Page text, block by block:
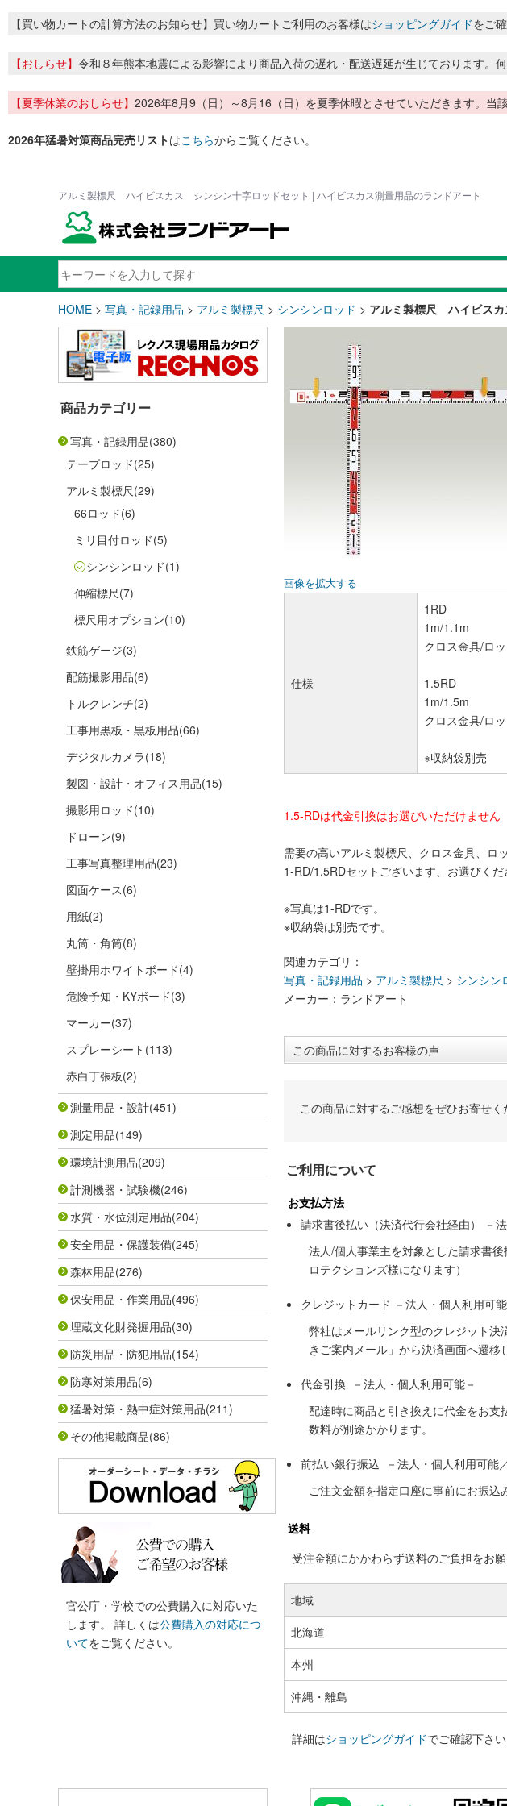
【買い物カートの計算方法のお知らせ】買い物カートご利用のお客様はショッピングガイドをご
【おしらせ】 令和８年熊本地震による影響により商品入荷の遅れ・配送遅延が生じております。
【夏季休業のおしらせ】 2026年8月9（日）～8月16（日）を夏季休暇とさせていただきます。当
2026年猛暑対策商品完売リストはこちらからご覧ください。
アルミ製標尺 ハイビスカス シンシン十字ロッドセット | ハイビスカス測量用品のランドアート
HOME > 写真・記録用品 > アルミ製標尺 > シンシンロッド > アルミ製標尺 ハイビス
商品カテゴリー
写真・記録用品(380)
テープロッド(25)
アルミ製標尺(29)
66ロッド(6)
ミリ目付ロッド(5)
シンシンロッド(1)
伸縮標尺(7)
標尺用オプション(10)
鉄筋ゲージ(3)
配筋撮影用品(6)
トルクレンチ(2)
工事用黒板・黒板用品(66)
デジタルカメラ(18)
製図・設計・オフィス用品(15)
撮影用ロッド(10)
ドローン(9)
工事写真整理用品(23)
図面ケース(6)
用紙(2)
丸筒・角筒(8)
壁掛用ホワイトボード(4)
危険予知・KYボード(3)
マーカー(37)
スプレーシート (113)
赤白丁張板(2)
測量用品・設計(451)
測定用品(149)
環境計測用品(209)
計測機器・試験機(246)
水質・水位測定用品(204)
安全用品・保護装備(245)
森林用品(276)
保安用品・作業用品(496)
埋蔵文化財発掘用品(30)
防災用品・防犯用品(154)
防寒対策用品(6)
猛暑対策・熱中症対策用品(211)
その他掲載商品(86)
官公庁・学校での公費購入に対応いた
します。 詳しくは公費購入の対応につ
いてをご覧ください。
画像を拡大する
仕様
1RD
1m/1.1m
クロス金具/ロ
1.5RD
1m/1.5m
クロス金具/ロ
※収納袋別売
1.5-RDは代金引換はお選びいただけません
需要の高いアルミ製標尺、クロス金具、ロ
1-RD/1.5RDセットございます、お選びくだ
※写真は1-RDです。
※収納袋は別売です。
関連カテゴリ：
写真・記録用品 > アルミ製標尺 > シンシン
メーカー：ランドアート
この商品に対するお客様の声
この商品に対するご感想をぜひお寄せく
ご利用について
お支払方法
請求書後払い（決済代行会社経由） －
法人/個人事業主を対象とした請求書
ロテクションズ様になります）
クレジットカード －法人・個人利用可
弊社はメールリンク型のクレジット
きご案内メール」から決済画面へ遷移
代金引換 －法人・個人利用可能－
配達時に商品と引き換えに代金をお
数料が別途かかります。
前払い銀行振込 －法人・個人利用可能
ご注文金額を指定口座に事前にお振込
送料
受注金額にかかわらず送料のご負担をお
地域
北海道
本州
沖縄・離島
詳細はショッピングガイドでご確認下さい